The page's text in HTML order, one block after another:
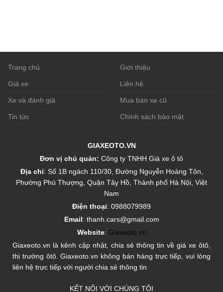
Trang chủ Giới thiệu
Giá xe Liên hệ
Xe và đánh giá Mua bán xe cũ
Tin tức Chính sách bảo mật
GIAXEOTO.VN
Đơn vị chủ quản: Công ty TNHH Giá xe ô tô
Địa chỉ: Số 1B ngách 110/30, Đường Nguyễn Hoàng Tôn,
Phường Phú Thượng, Quận Tây Hồ, Thành phố Hà Nội, Việt
Nam
Điện thoại: 0988079989
Email: thanh.cars@gmail.com
Website: Giaxeoto.vn
Giaxeoto.vn là kênh cập nhật, chia sẻ thông tin về giá xe ôtô,
thị trường ôtô. Giaxeoto.vn không bán hàng trực tiếp, vui lòng
liên hệ trực tiếp với người chia sẻ thông tin
KẾT NỐI VỚI CHÚNG TÔI